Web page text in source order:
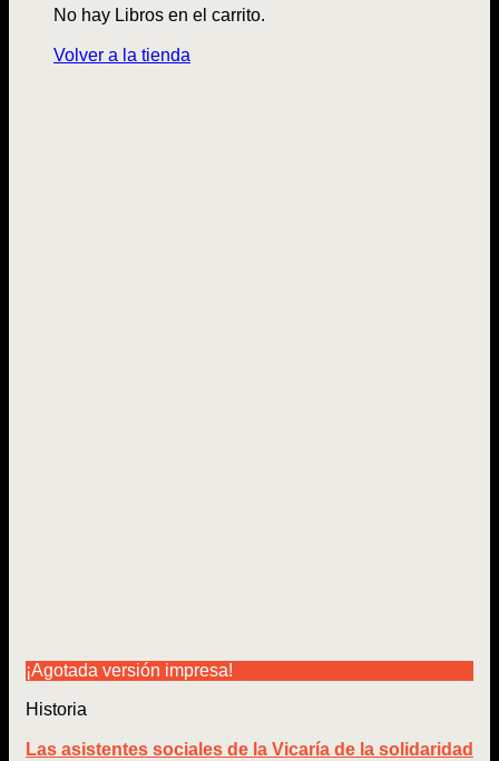
No hay Libros en el carrito.
Volver a la tienda
¡Agotada versión impresa!
Historia
Las asistentes sociales de la Vicaría de la solidaridad